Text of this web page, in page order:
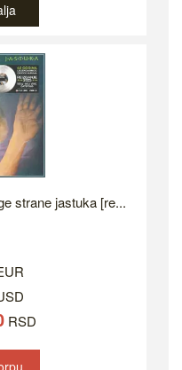
strane jastuka [re...
RSD